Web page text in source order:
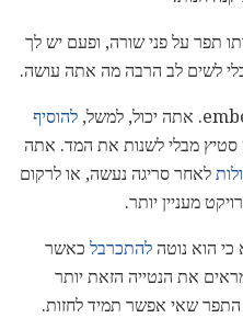
תפר על פני שורה, ופעם יש לך
לשים לב הרבה מה אתה עושה.
להוסיף
סטיץ מבלי לשנות את המד. אתה
לאחר סריגה נעשה, או לרקום
מעניין יותר.
הוא נוטה להתכרבל כאשר
את הנטייה הזאת יותר
שאי אפשר תמיד לחזות.